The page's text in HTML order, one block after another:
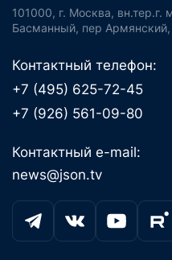
101000, г. Москва, вн.тер.г.
Басманный, пер Армянский,
Контактный телефон:
+7 (495) 625-72-45
+7 (926) 561-09-80
Контактный e-mail:
news@json.tv